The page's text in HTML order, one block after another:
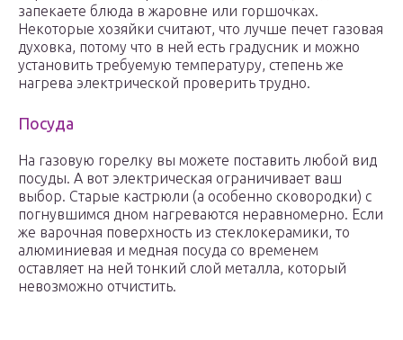
запекаете блюда в жаровне или горшочках.
Некоторые хозяйки считают, что лучше печет газовая
духовка, потому что в ней есть градусник и можно
установить требуемую температуру, степень же
нагрева электрической проверить трудно.
Посуда
На газовую горелку вы можете поставить любой вид
посуды. А вот электрическая ограничивает ваш
выбор. Старые кастрюли (а особенно сковородки) с
погнувшимся дном нагреваются неравномерно. Если
же варочная поверхность из стеклокерамики, то
алюминиевая и медная посуда со временем
оставляет на ней тонкий слой металла, который
невозможно отчистить.